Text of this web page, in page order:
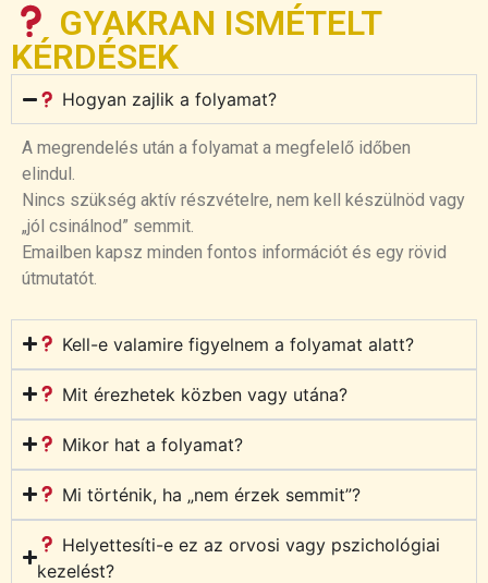
GYAKRAN ISMÉTELT
KÉRDÉSEK
Hogyan zajlik a folyamat?
A megrendelés után a folyamat a megfelelő időben
elindul.
Nincs szükség aktív részvételre, nem kell készülnöd vagy
„jól csinálnod” semmit.
Emailben kapsz minden fontos információt és egy rövid
útmutatót.
Kell-e valamire figyelnem a folyamat alatt?
Mit érezhetek közben vagy utána?
Mikor hat a folyamat?
Mi történik, ha „nem érzek semmit”?
Helyettesíti-e ez az orvosi vagy pszichológiai
kezelést?